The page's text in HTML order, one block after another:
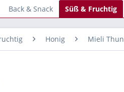
Back & Snack Süß & Fruchtig
Honig Mieli Thun